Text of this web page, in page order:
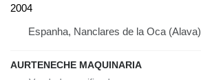
2004
Espanha, Nanclares de la Oca (Alava)
AURTENECHE MAQUINARIA